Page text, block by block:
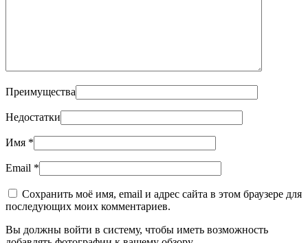
Преимущества
Недостатки
Имя *
Email *
Сохранить моё имя, email и адрес сайта в этом браузере для
последующих моих комментариев.
Вы должны войти в систему, чтобы иметь возможность